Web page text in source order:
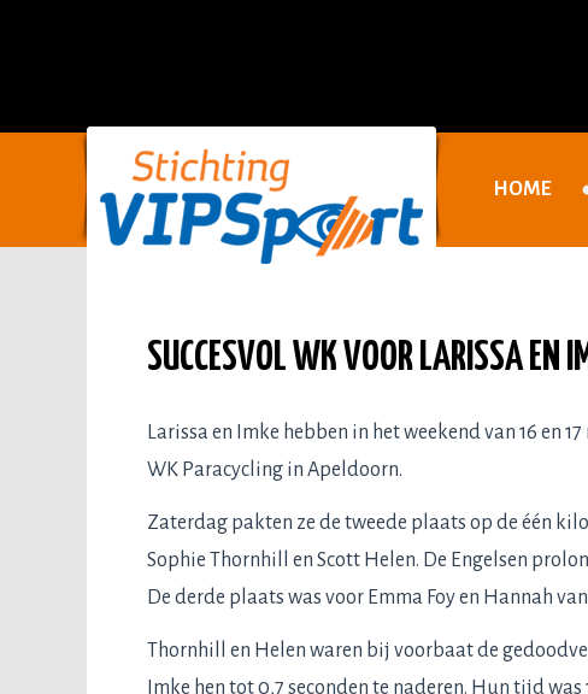
HOME
SUCCESVOL WK VOOR LARISSA EN
Larissa en Imke hebben in het weekend van 16 en
WK Paracycling in Apeldoorn.
Zaterdag pakten ze de tweede plaats op de één
Sophie Thornhill en Scott Helen. De Engelsen
De derde plaats was voor Emma Foy en Hannah
Thornhill en Helen waren bij voorbaat de
Imke hen tot 0,7 seconden te naderen. Hun tijd was